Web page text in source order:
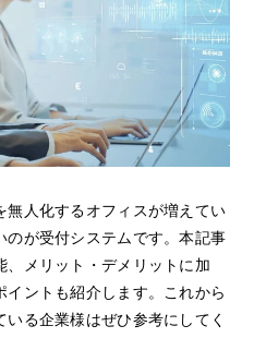
無人化するオフィスが増えてい
のが受付システムです。本記事
、メリット・デメリットに加
ントも紹介します。これから
る企業様はぜひ参考にしてく